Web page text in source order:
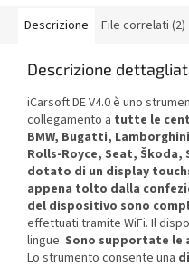
Descrizione File correlati (2)
Descrizione
iCarsoft DE V4.0 è uno
collegamento a tutte le
BMW, Bugatti,
Rolls-Royce, Seat, Škoda,
dotato di un display
appena tolto dalla
del dispositivo sono
effettuati tramite WiFi. Il
lingue. Sono supportate le
Lo strumento consente una